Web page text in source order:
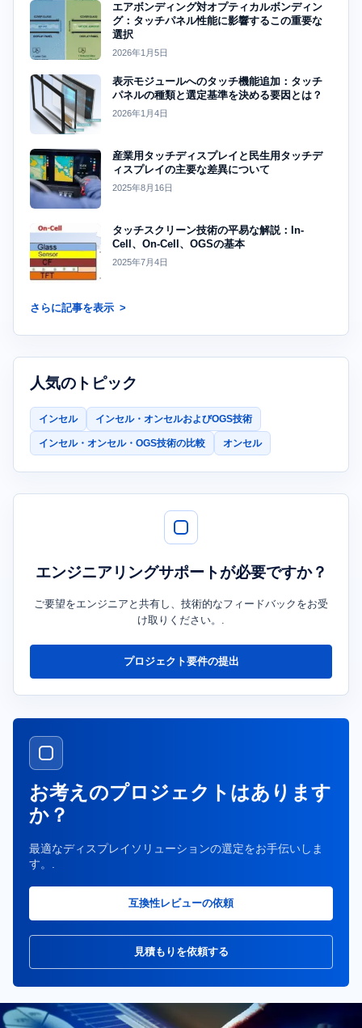
エアボンディング対オプティカルボンディン
グ：タッチパネル性能に影響するこの重要な
選択
2026年1月5日
表示モジュールへのタッチ機能追加：タッチ
パネルの種類と選定基準を決める要因とは？
2026年1月4日
産業用タッチディスプレイと民生用タッチデ
ィスプレイの主要な差異について
2025年8月16日
タッチスクリーン技術の平易な解説：In-
Cell、On-Cell、OGSの基本
2025年7月4日
さらに記事を表示
人気のトピック
インセル インセル・オンセルおよびOGS技術
インセル・オンセル・OGS技術の比較 オンセル
エンジニアリングサポートが必要ですか？
ご要望をエンジニアと共有し、技術的なフィードバックをお受
け取りください。.
プロジェクト要件の提出
お考えのプロジェクトはあります
か？
最適なディスプレイソリューションの選定をお手伝いしま
す。.
互換性レビューの依頼
見積もりを依頼する